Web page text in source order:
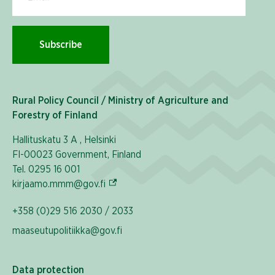
Subscribe
Rural Policy Council / Ministry of Agriculture and
Forestry of Finland
Hallituskatu 3 A , Helsinki
FI-00023 Government, Finland
Tel. 0295 16 001
kirjaamo.mmm@gov.fi (External link)
+358 (0)29 516 2030 / 2033
maaseutupolitiikka@gov.fi
Data protection